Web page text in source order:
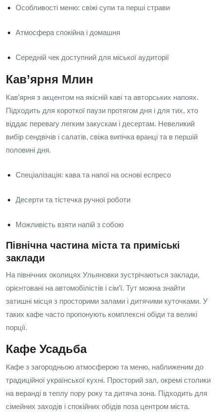
Особливості меню: свіжі супи та перші страви
Атмосфера спокійна і домашня
Середній чек доступний для міської аудиторії
Кав’ярня Млин
Кав’ярня з акцентом на якісній каві та авторських напоях.
Підходить для короткої паузи протягом дня і для тих, хто
віддає перевагу легким закускам і десертам. Невеликий
вибір сендвічів і салатів, свіжа випічка вранці та в першій
половині дня.
Спеціалізація: кава та напої на основі еспресо
Десерти та тістечка ручної роботи
Можливість взяти напій з собою
Північна частина міста та приміські
заклади
На північних околицях Ульяновки зустрічаються заклади,
орієнтовані на автомобілістів і сім’ї. Тут можна знайти
затишні місця з просторими залами і дитячими куточками. У
таких кафе часто пропонують комплексні обіди та великі
порції.
Кафе Усадьба
Кафе з загородньою атмосферою та меню, наближеним до
традиційної української кухні. Просторий зал, окремі столики
на веранді в теплу пору року та дитяча зона. Підходить для
сімейних заходів і спокійних обідів поза центром міста.